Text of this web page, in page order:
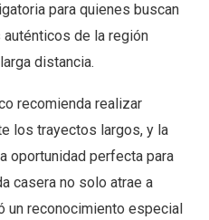
para quienes buscan
de la región
distancia.
recomienda realizar
los trayectos largos, y la
oportunidad perfecta para
casera no solo atrae a
un reconocimiento especial